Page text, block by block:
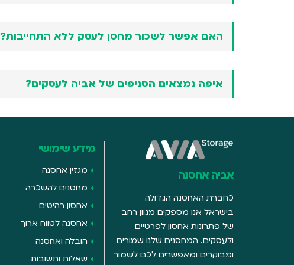
האם אפשר לשכור מחסן לעסק ללא התחייבות?
איפה נמצאים הסניפים של אביה לעסקים?
אביה אחסנה
כחברת האחסנה הגדולה
בישראל אנו מספקים מגוון רחב
של פתרונות אחסון לפרטיים
ולעסקים. המחסנים שלנו שמורים
ומבוקרים ומאפשרים לכם לשמור
מידע שימושי
מגזין אחסנה
מחסנים להשכרה
אחסון רהיטים
אחסנה לטווח ארוך
הובלה ואחסנה
שאלות ותשובות